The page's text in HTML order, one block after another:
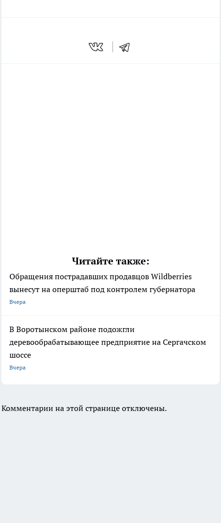
Читайте также:
Обращения пострадавших продавцов Wildberries
вынесут на оперштаб под контролем губернатора
Вчера
В Воротынском районе подожгли
деревообрабатывающее предприятие на Сергачском
шоссе
Вчера
Комментарии на этой странице отключены.